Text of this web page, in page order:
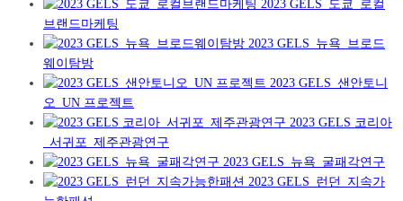
2023 GELS_도쿄_로컬
브랜드마케팅
2023 GELS_뉴욕_브로드
웨이탐방
2023 GELS_샌안토니
오_UN 프로젝트
2023 GELS 코리아
_서귀포_제주관광연구
2023 GELS_뉴욕_굴패각연구
2023 GELS_런던_지속가